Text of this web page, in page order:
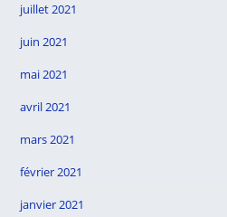
juillet 2021
juin 2021
mai 2021
avril 2021
mars 2021
février 2021
janvier 2021